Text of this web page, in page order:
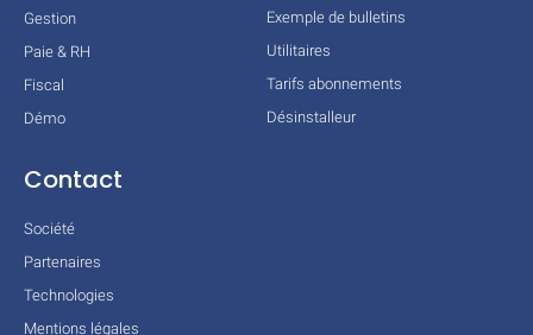
Gestion
Paie & RH
Fiscal
Démo
Exemple de bulletins
Utilitaires
Tarifs abonnements
Désinstalleur
Contact
Société
Partenaires
Technologies
Mentions légales